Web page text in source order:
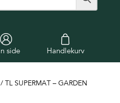
side Handlekurv
TL SUPERMAT – GARDEN